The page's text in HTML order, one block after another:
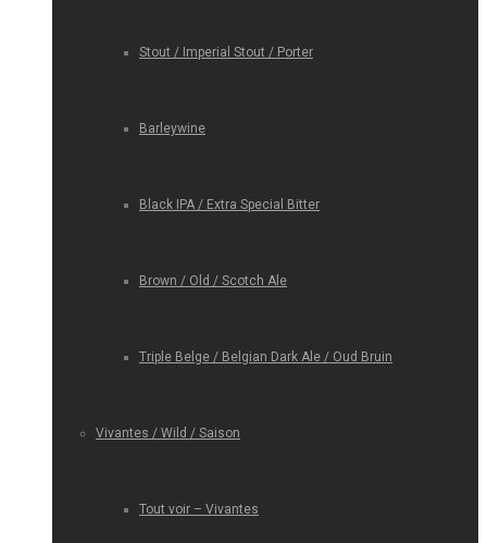
Stout / Imperial Stout / Porter
Barleywine
Black IPA / Extra Special Bitter
Brown / Old / Scotch Ale
Triple Belge / Belgian Dark Ale / Oud Bruin
Vivantes / Wild / Saison
Tout voir – Vivantes